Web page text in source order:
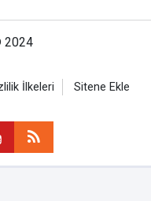
2024
İlkeleri Sitene Ekle